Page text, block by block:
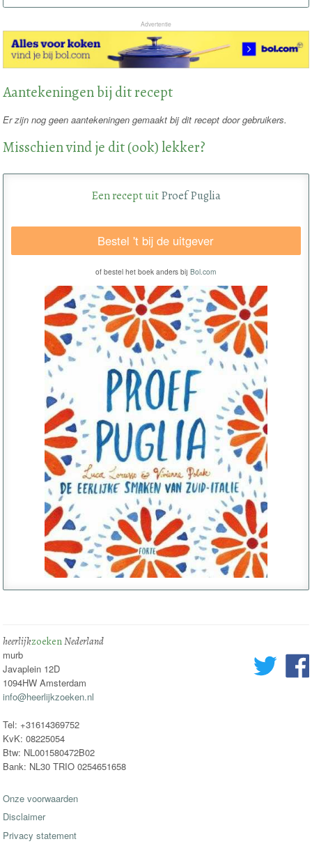
Advertentie
Aantekeningen bij dit recept
Er zijn nog geen aantekeningen gemaakt bij dit recept door gebruikers.
Misschien vind je dit (ook) lekker?
Een recept uitProef Puglia
Bestel 't bij de uitgever
of bestel het boek anders bij Bol.com
heerlijkzoekenNederland
murb
Javaplein 12D
1094HW Amsterdam
info@heerlijkzoeken.nl
Tel: +31614369752
KvK: 08225054
Btw: NL001580472B02
Bank: NL30 TRIO 0254651658
Onze voorwaarden
Disclaimer
Privacy statement